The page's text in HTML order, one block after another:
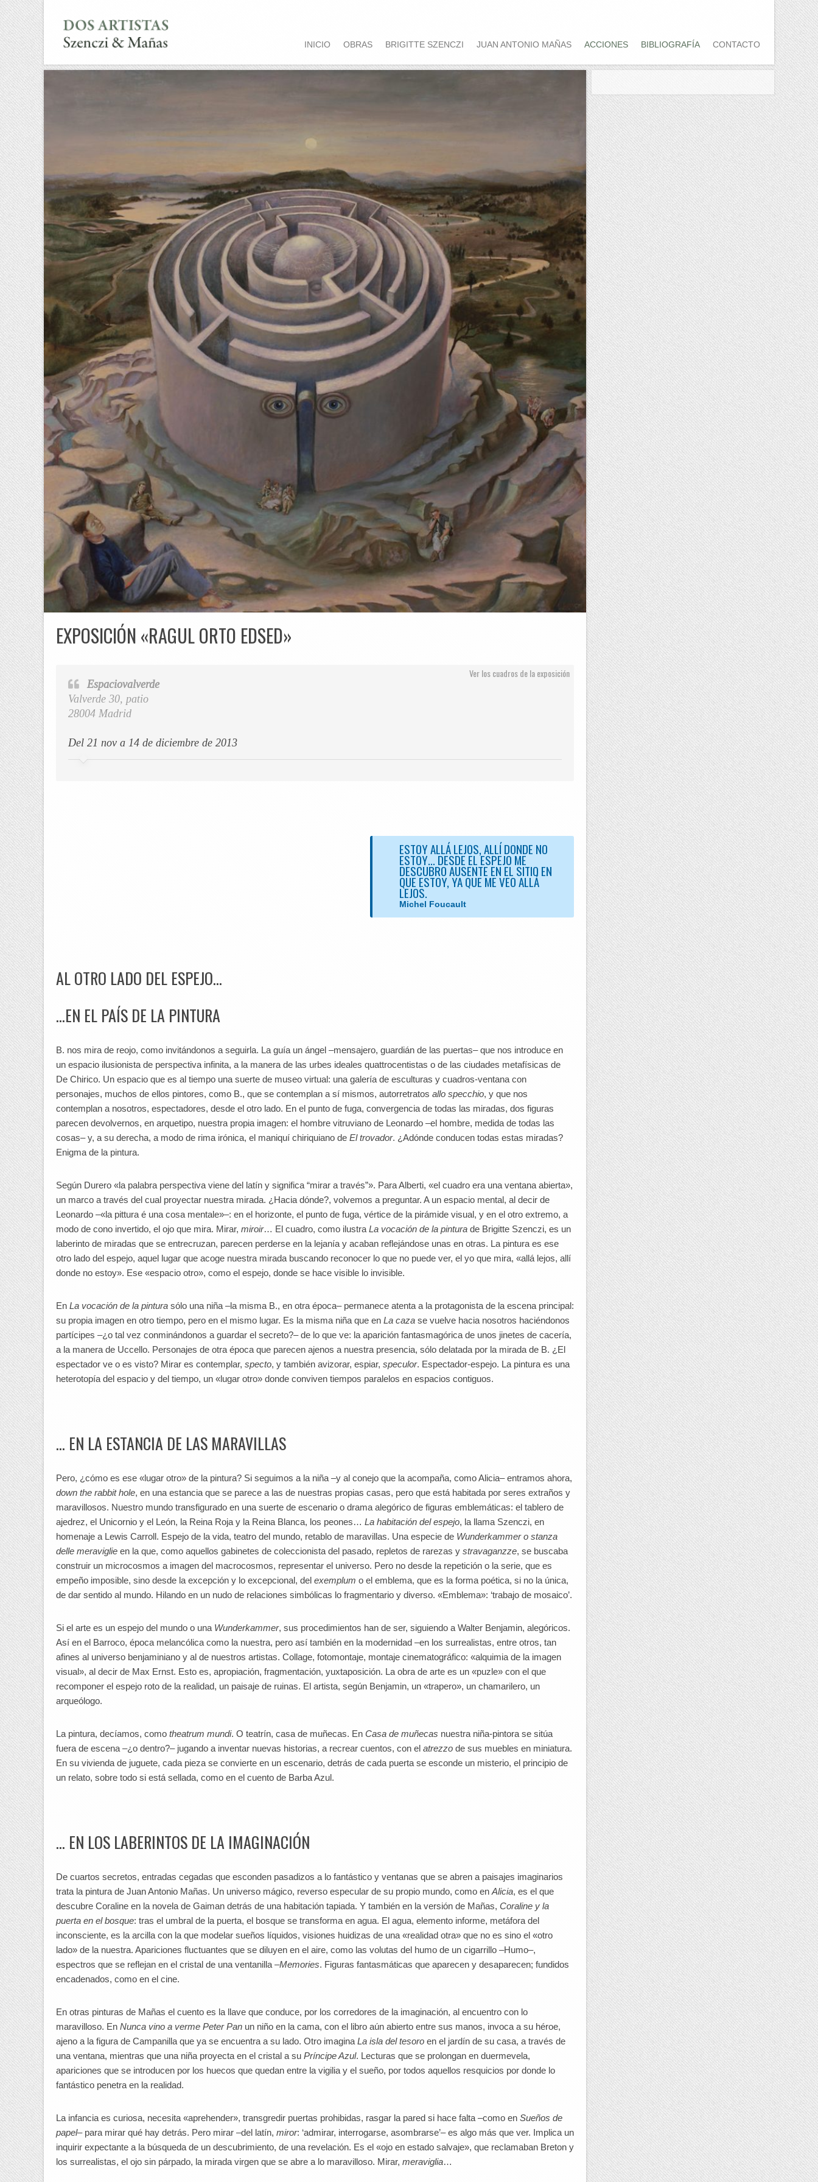
INICIO OBRAS BRIGITTE SZENCZI JUAN ANTONIO MAÑAS ACCIONES BIBLIOGRAFÍA CONTACTO
EXPOSICIÓN «RAGUL ORTO EDSED»
Ver los cuadros de la exposición
Espaciovalverde
Valverde 30, patio
28004 Madrid
Del 21 nov a 14 de diciembre de 2013
ESTOY ALLÁ LEJOS, ALLÍ DONDE NO
ESTOY… DESDE EL ESPEJO ME
DESCUBRO AUSENTE EN EL SITIO EN
QUE ESTOY, YA QUE ME VEO ALLÁ
LEJOS.
Michel Foucault
AL OTRO LADO DEL ESPEJO…
…EN EL PAÍS DE LA PINTURA
B. nos mira de reojo, como invitándonos a seguirla. La guía un ángel –mensajero, guardián de las puertas– que nos introduce en
un espacio ilusionista de perspectiva infinita, a la manera de las urbes ideales quattrocentistas o de las ciudades metafísicas de
De Chirico. Un espacio que es al tiempo una suerte de museo virtual: una galería de esculturas y cuadros-ventana con
personajes, muchos de ellos pintores, como B., que se contemplan a sí mismos, autorretratos allo specchio, y que nos
contemplan a nosotros, espectadores, desde el otro lado. En el punto de fuga, convergencia de todas las miradas, dos figuras
parecen devolvernos, en arquetipo, nuestra propia imagen: el hombre vitruviano de Leonardo –el hombre, medida de todas las
cosas– y, a su derecha, a modo de rima irónica, el maniquí chiriquiano de El trovador. ¿Adónde conducen todas estas miradas?
Enigma de la pintura.
Según Durero «la palabra perspectiva viene del latín y significa “mirar a través”». Para Alberti, «el cuadro era una ventana abierta»,
un marco a través del cual proyectar nuestra mirada. ¿Hacia dónde?, volvemos a preguntar. A un espacio mental, al decir de
Leonardo –«la pittura é una cosa mentale»–: en el horizonte, el punto de fuga, vértice de la pirámide visual, y en el otro extremo, a
modo de cono invertido, el ojo que mira. Mirar, miroir… El cuadro, como ilustra La vocación de la pintura de Brigitte Szenczi, es un
laberinto de miradas que se entrecruzan, parecen perderse en la lejanía y acaban reflejándose unas en otras. La pintura es ese
otro lado del espejo, aquel lugar que acoge nuestra mirada buscando reconocer lo que no puede ver, el yo que mira, «allá lejos, allí
donde no estoy». Ese «espacio otro», como el espejo, donde se hace visible lo invisible.
En La vocación de la pintura sólo una niña –la misma B., en otra época– permanece atenta a la protagonista de la escena principal:
su propia imagen en otro tiempo, pero en el mismo lugar. Es la misma niña que en La caza se vuelve hacia nosotros haciéndonos
partícipes –¿o tal vez conminándonos a guardar el secreto?– de lo que ve: la aparición fantasmagórica de unos jinetes de cacería,
a la manera de Uccello. Personajes de otra época que parecen ajenos a nuestra presencia, sólo delatada por la mirada de B. ¿El
espectador ve o es visto? Mirar es contemplar, specto, y también avizorar, espiar, speculor. Espectador-espejo. La pintura es una
heterotopía del espacio y del tiempo, un «lugar otro» donde conviven tiempos paralelos en espacios contiguos.
… EN LA ESTANCIA DE LAS MARAVILLAS
Pero, ¿cómo es ese «lugar otro» de la pintura? Si seguimos a la niña –y al conejo que la acompaña, como Alicia– entramos ahora,
down the rabbit hole, en una estancia que se parece a las de nuestras propias casas, pero que está habitada por seres extraños y
maravillosos. Nuestro mundo transfigurado en una suerte de escenario o drama alegórico de figuras emblemáticas: el tablero de
ajedrez, el Unicornio y el León, la Reina Roja y la Reina Blanca, los peones… La habitación del espejo, la llama Szenczi, en
homenaje a Lewis Carroll. Espejo de la vida, teatro del mundo, retablo de maravillas. Una especie de Wunderkammer o stanza
delle meraviglie en la que, como aquellos gabinetes de coleccionista del pasado, repletos de rarezas y stravaganzze, se buscaba
construir un microcosmos a imagen del macrocosmos, representar el universo. Pero no desde la repetición o la serie, que es
empeño imposible, sino desde la excepción y lo excepcional, del exemplum o el emblema, que es la forma poética, si no la única,
de dar sentido al mundo. Hilando en un nudo de relaciones simbólicas lo fragmentario y diverso. «Emblema»: ‘trabajo de mosaico’.
Si el arte es un espejo del mundo o una Wunderkammer, sus procedimientos han de ser, siguiendo a Walter Benjamin, alegóricos.
Así en el Barroco, época melancólica como la nuestra, pero así también en la modernidad –en los surrealistas, entre otros, tan
afines al universo benjaminiano y al de nuestros artistas. Collage, fotomontaje, montaje cinematográfico: «alquimia de la imagen
visual», al decir de Max Ernst. Esto es, apropiación, fragmentación, yuxtaposición. La obra de arte es un «puzle» con el que
recomponer el espejo roto de la realidad, un paisaje de ruinas. El artista, según Benjamin, un «trapero», un chamarilero, un
arqueólogo.
La pintura, decíamos, como theatrum mundi. O teatrín, casa de muñecas. En Casa de muñecas nuestra niña-pintora se sitúa
fuera de escena –¿o dentro?– jugando a inventar nuevas historias, a recrear cuentos, con el atrezzo de sus muebles en miniatura.
En su vivienda de juguete, cada pieza se convierte en un escenario, detrás de cada puerta se esconde un misterio, el principio de
un relato, sobre todo si está sellada, como en el cuento de Barba Azul.
… EN LOS LABERINTOS DE LA IMAGINACIÓN
De cuartos secretos, entradas cegadas que esconden pasadizos a lo fantástico y ventanas que se abren a paisajes imaginarios
trata la pintura de Juan Antonio Mañas. Un universo mágico, reverso especular de su propio mundo, como en Alicia, es el que
descubre Coraline en la novela de Gaiman detrás de una habitación tapiada. Y también en la versión de Mañas, Coraline y la
puerta en el bosque: tras el umbral de la puerta, el bosque se transforma en agua. El agua, elemento informe, metáfora del
inconsciente, es la arcilla con la que modelar sueños líquidos, visiones huidizas de una «realidad otra» que no es sino el «otro
lado» de la nuestra. Apariciones fluctuantes que se diluyen en el aire, como las volutas del humo de un cigarrillo –Humo–,
espectros que se reflejan en el cristal de una ventanilla –Memories. Figuras fantasmáticas que aparecen y desaparecen; fundidos
encadenados, como en el cine.
En otras pinturas de Mañas el cuento es la llave que conduce, por los corredores de la imaginación, al encuentro con lo
maravilloso. En Nunca vino a verme Peter Pan un niño en la cama, con el libro aún abierto entre sus manos, invoca a su héroe,
ajeno a la figura de Campanilla que ya se encuentra a su lado. Otro imagina La isla del tesoro en el jardín de su casa, a través de
una ventana, mientras que una niña proyecta en el cristal a su Príncipe Azul. Lecturas que se prolongan en duermevela,
apariciones que se introducen por los huecos que quedan entre la vigilia y el sueño, por todos aquellos resquicios por donde lo
fantástico penetra en la realidad.
La infancia es curiosa, necesita «aprehender», transgredir puertas prohibidas, rasgar la pared si hace falta –como en Sueños de
papel– para mirar qué hay detrás. Pero mirar –del latín, miror: ‘admirar, interrogarse, asombrarse’– es algo más que ver. Implica un
inquirir expectante a la búsqueda de un descubrimiento, de una revelación. Es el «ojo en estado salvaje», que reclamaban Breton y
los surrealistas, el ojo sin párpado, la mirada virgen que se abre a lo maravilloso. Mirar, meraviglia…